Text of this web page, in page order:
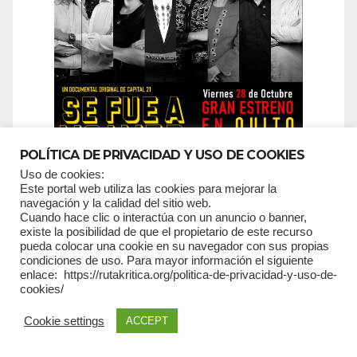
SUSCRIPCIONES
Email*
POLÍTICA DE PRIVACIDAD Y USO DE COOKIES
Uso de cookies:
Este portal web utiliza las cookies para mejorar la
navegación y la calidad del sitio web.
Cuando hace clic o interactúa con un anuncio o banner,
existe la posibilidad de que el propietario de este recurso
pueda colocar una cookie en su navegador con sus propias
condiciones de uso. Para mayor información el siguiente
enlace: https://rutakritica.org/politica-de-privacidad-y-uso-de-
cookies/
Cookie settings ACCEPT